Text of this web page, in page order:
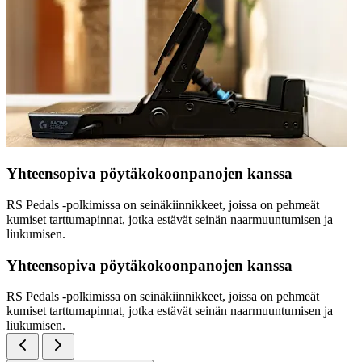
Yhteensopiva pöytäkokoonpanojen kanssa
RS Pedals -polkimissa on seinäkiinnikkeet, joissa on pehmeät
kumiset tarttumapinnat, jotka estävät seinän naarmuuntumisen ja
liukumisen.
Yhteensopiva pöytäkokoonpanojen kanssa
RS Pedals -polkimissa on seinäkiinnikkeet, joissa on pehmeät
kumiset tarttumapinnat, jotka estävät seinän naarmuuntumisen ja
liukumisen.